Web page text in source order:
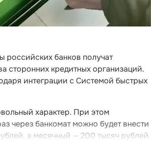
российских банков получат
сторонних кредитных организаций.
интеграции с Системой быстрых
характер. При этом
через банкомат можно будет внести
а месячный — 200 тысяч рублей.